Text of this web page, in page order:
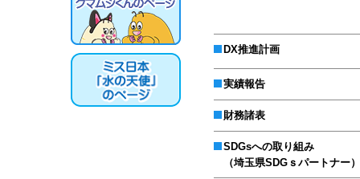
DX推進計画
実績報告
財務諸表
SDGsへの取り組み
（埼玉県SDGｓパートナー）